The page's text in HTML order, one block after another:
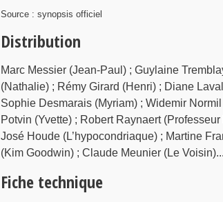
Source : synopsis officiel
Distribution
Marc Messier (Jean-Paul) ; Guylaine
(Nathalie) ; Rémy Girard (Henri) ; Diane
Sophie Desmarais (Myriam) ; Widemir
Potvin (Yvette) ; Robert Raynaert
José Houde (L’hypocondriaque) ; Martine
(Kim Goodwin) ; Claude Meunier (Le Voisin)...
Fiche technique